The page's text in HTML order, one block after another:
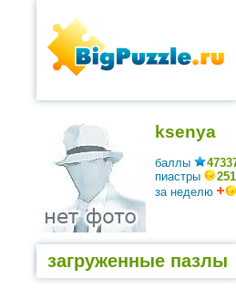
ksenya
баллы
пиастры
за неделю
загруженные пазлы